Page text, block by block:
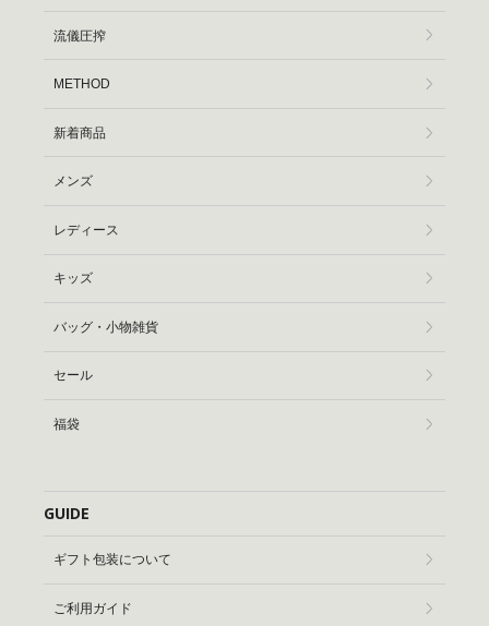
流儀圧搾
METHOD
新着商品
メンズ
レディース
キッズ
バッグ・小物雑貨
セール
福袋
GUIDE
ギフト包装について
ご利用ガイド